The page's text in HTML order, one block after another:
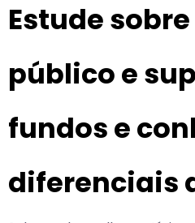
Estude
público e
fundos e
diferenciais